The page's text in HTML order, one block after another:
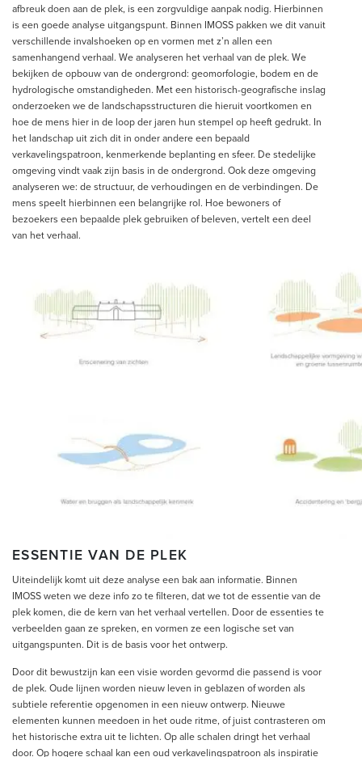
afbreuk doen aan de plek, is een zorgvuldige aanpak nodig. Hierbinnen
is een goede analyse uitgangspunt. Binnen IMOSS pakken we dit vanuit
verschillende invalshoeken op en vormen met z’n allen een
samenhangend verhaal. We analyseren het verhaal van de plek. We
bekijken de opbouw van de ondergrond: geomorfologie, bodem en de
hydrologische omstandigheden. Met een historisch-geografische inslag
onderzoeken we de landschapsstructuren die hieruit voortkomen en
hoe de mens hier in de loop der jaren hun stempel op heeft gedrukt. In
het landschap uit zich dit in onder andere een bepaald
verkavelingspatroon, kenmerkende beplanting en sfeer. De stedelijke
omgeving vindt vaak zijn basis in de ondergrond. Ook deze omgeving
analyseren we: de structuur, de verhoudingen en de verbindingen. De
mens speelt hierbinnen een belangrijke rol. Hoe bewoners of
bezoekers een bepaalde plek gebruiken of beleven, vertelt een deel
van het verhaal.
ESSENTIE VAN DE PLEK
Uiteindelijk komt uit deze analyse een bak aan informatie. Binnen
IMOSS weten we deze info zo te filteren, dat we tot de essentie van de
plek komen, die de kern van het verhaal vertellen. Door de essenties te
verbeelden gaan ze spreken, en vormen ze een logische set van
uitgangspunten. Dit is de basis voor het ontwerp.
Door dit bewustzijn kan een visie worden gevormd die passend is voor
de plek. Oude lijnen worden nieuw leven in geblazen of worden als
subtiele referentie opgenomen in een nieuw ontwerp. Nieuwe
elementen kunnen meedoen in het oude ritme, of juist contrasteren om
het historische extra uit te lichten. Op alle schalen dringt het verhaal
door. Op hogere schaal kan een oud verkavelingspatroon als inspiratie